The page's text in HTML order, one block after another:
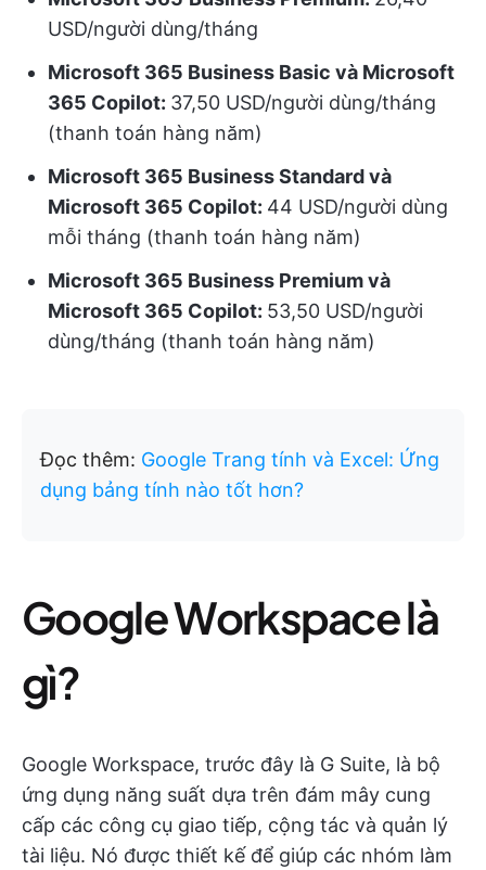
USD/người dùng/tháng
Microsoft 365 Business Basic và Microsoft
365 Copilot: 37,50 USD/người dùng/tháng
(thanh toán hàng năm)
Microsoft 365 Business Standard và
Microsoft 365 Copilot: 44 USD/người dùng
mỗi tháng (thanh toán hàng năm)
Microsoft 365 Business Premium và
Microsoft 365 Copilot: 53,50 USD/người
dùng/tháng (thanh toán hàng năm)
Đọc thêm: Google Trang tính và Excel: Ứng
dụng bảng tính nào tốt hơn?
Google Workspace là
gì?
Google Workspace, trước đây là G Suite, là bộ
ứng dụng năng suất dựa trên đám mây cung
cấp các công cụ giao tiếp, cộng tác và quản lý
tài liệu. Nó được thiết kế để giúp các nhóm làm